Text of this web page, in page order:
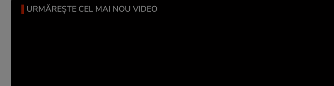
URMĂREȘTE CEL MAI NOU VIDEO